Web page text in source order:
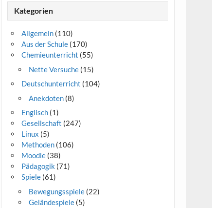
Kategorien
Allgemein (110)
Aus der Schule (170)
Chemieunterricht (55)
Nette Versuche (15)
Deutschunterricht (104)
Anekdoten (8)
Englisch (1)
Gesellschaft (247)
Linux (5)
Methoden (106)
Moodle (38)
Pädagogik (71)
Spiele (61)
Bewegungsspiele (22)
Geländespiele (5)